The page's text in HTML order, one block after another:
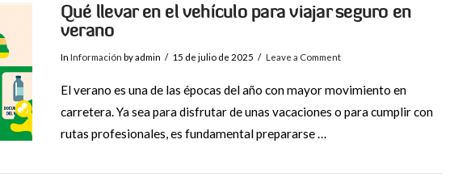
Qué llevar en el vehículo para viajar seguro en
verano
In Información by admin 15 de julio de 2025 Leave a Comment
El verano es una de las épocas del año con mayor movimiento en
carretera. Ya sea para disfrutar de unas vacaciones o para cumplir con
rutas profesionales, es fundamental prepararse …